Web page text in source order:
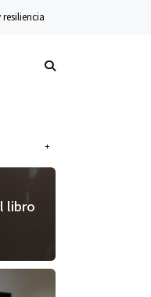
La nueva serie Galaxy Z ya está
+
libro